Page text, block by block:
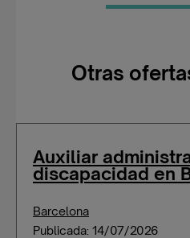
Otras
Auxiliar
discapacidad en
Barcelona
Publicada: 14/07/2026